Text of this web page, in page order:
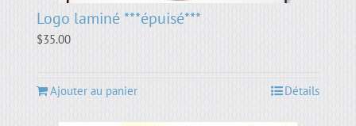
Logo laminé ***épuisé***
$35.00
Ajouter au panier Détails